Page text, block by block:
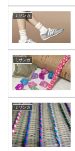
ミサンガ
ミサンガ
ミサンガ